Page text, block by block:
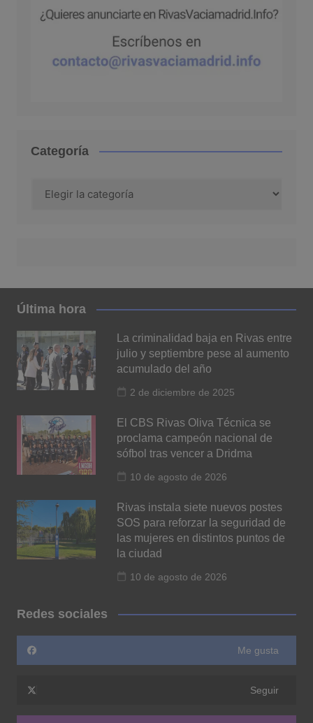
Categoría
Última hora
La criminalidad baja en Rivas entre
julio y septiembre pese al aumento
acumulado del año
2 de diciembre de 2025
El CBS Rivas Oliva Técnica se
proclama campeón nacional de
sófbol tras vencer a Dridma
10 de agosto de 2026
Rivas instala siete nuevos postes
SOS para reforzar la seguridad de
las mujeres en distintos puntos de
la ciudad
10 de agosto de 2026
Redes sociales
Me gusta
Seguir